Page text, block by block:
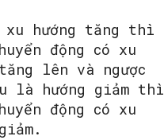
xu hướng tăng thì
động có xu
lên và ngược
là hướng giảm thì
động có xu